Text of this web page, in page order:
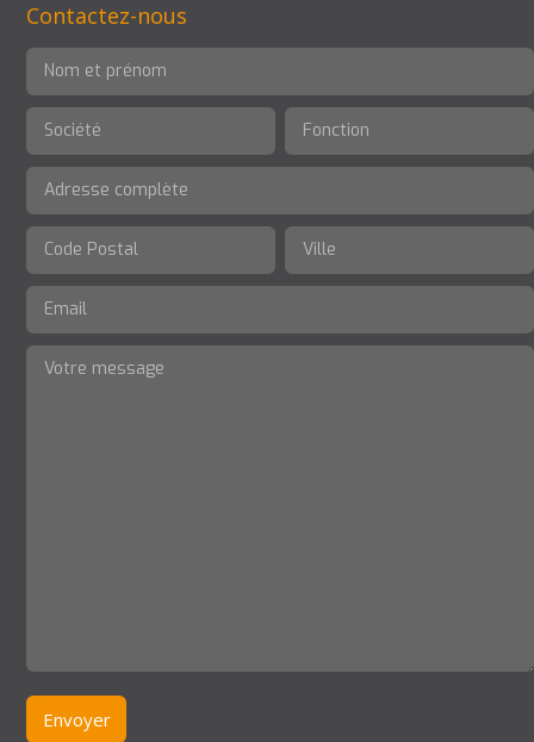
Contactez-nous